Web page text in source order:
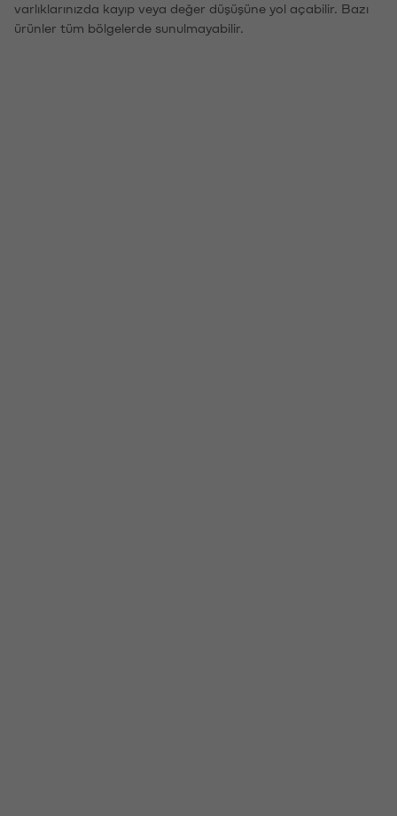
varlıklarınızda kayıp veya değer düşüşüne yol açabilir. Bazı
ürünler tüm bölgelerde sunulmayabilir.